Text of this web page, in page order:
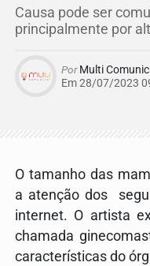
Causa pode ser
principalmente por
PorMulti
Em 28/07/2023
O tamanho das
a atenção dos
internet. O artista
chamada
características do